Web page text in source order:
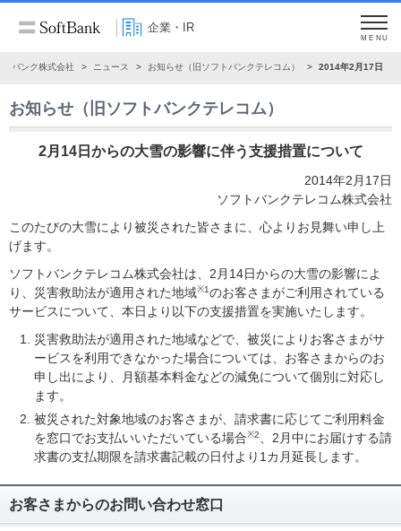
企業・IR
MENU
トバンク株式会社 ニュース お知らせ（旧ソフトバンクテレコム） 2014年2月17日
お知らせ（旧ソフトバンクテレコム）
2月14日からの大雪の影響に伴う支援措置について
2014年2月17日
ソフトバンクテレコム株式会社
このたびの大雪により被災された皆さまに、心よりお見舞い申し上
げます。
ソフトバンクテレコム株式会社は、2月14日からの大雪の影響によ
り、災害救助法が適用された地域※1のお客さまがご利用されている
サービスについて、本日より以下の支援措置を実施いたします。
災害救助法が適用された地域などで、被災によりお客さまがサ
ービスを利用できなかった場合については、お客さまからのお
申し出により、月額基本料金などの減免について個別に対応し
ます。
被災された対象地域のお客さまが、請求書に応じてご利用料金
を窓口でお支払いいただいている場合※2
、2月中にお届けする請
求書の支払期限を請求書記載の日付より1カ月延長します。
お客さまからのお問い合わせ窓口